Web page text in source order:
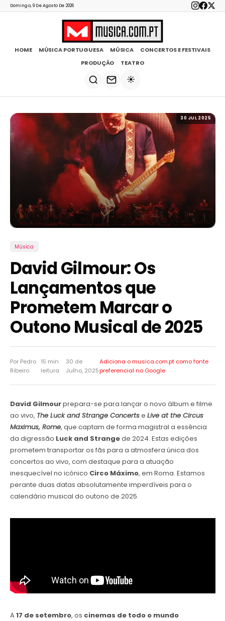
Domingo, 9 De Agosto De 2026
HOME MÚSICA PORTUGUESA MÚSICA
CONCERTOS E FESTIVAIS
PRODUÇÃO
TEATRO
☀️
30 JUL 2025
Música
David Gilmour: Os
Lançamentos que
Prometem Marcar o
Outono Musical de 2025
Por Pedro
Ribeiro
15 min
leitura
30 de
Julho, 2025
Adiciona o musica.com.pt comofonte
preferencial no Google
David Gilmourprepara-se para lançar o novo álbum e filme
ao vivo, The Luck and Strange Concertse Live at the Circus
Maximus, Rome, que captam de forma magistral a essência
da digressão Luck and Strangede 2024. Estas edições
prometem transportar os fãs para a atmosfera única dos
concertos ao vivo, com destaque para a atuação
inesquecível no icónico Circo Máximo, em Roma. Estamos
perante duas datas absolutamente imperdíveis para o
calendário musical do outono de 2025.
A17 de setembro, os cinemas de todo o mundo